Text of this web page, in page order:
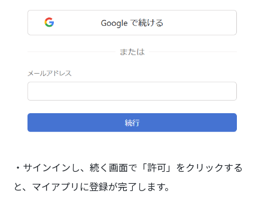
・サインインし、続く画面で「許可」をクリックする
と、マイアプリに登録が完了します。